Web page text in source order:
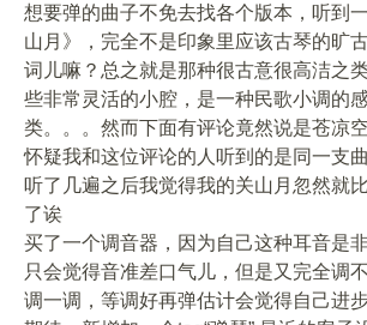
想要弹的曲子不免去找各个版本，听到
山月》，完全不是印象里应该古琴的旷
词儿嘛？总之就是那种很古意很高洁之
些非常灵活的小腔，是一种民歌小调的
类。。。然而下面有评论竟然说是苍凉
怀疑我和这位评论的人听到的是同一支
听了几遍之后我觉得我的关山月忽然就
了诶
买了一个调音器，因为自己这种耳音是
只会觉得音准差口气儿，但是又完全调
调一调，等调好再弹估计会觉得自己进